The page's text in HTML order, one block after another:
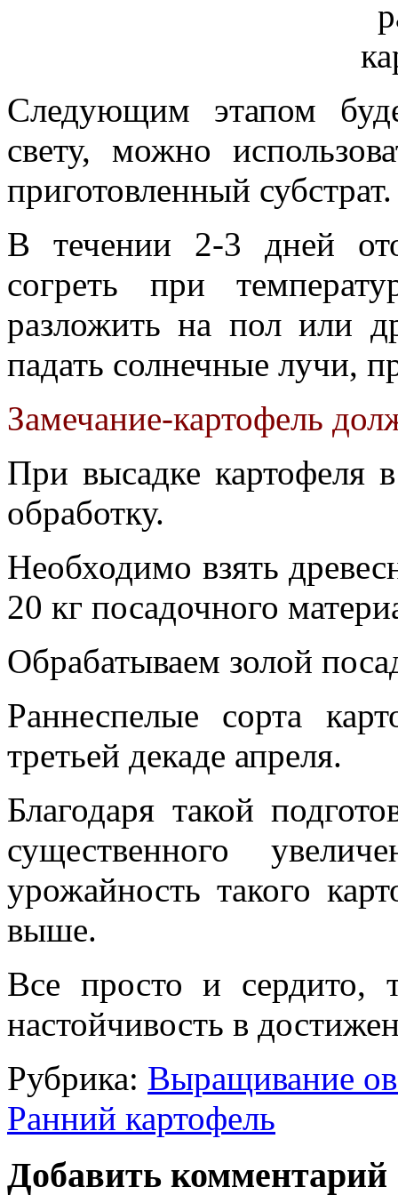
Следующим этапом
свету, можно
приготовленный субстрат.
В течении 2-3 дней
согреть при
разложить на пол или
падать солнечные лучи,
Замечание-картофель
При высадке картофеля
обработку.
Необходимо взять
20 кг посадочного
Обрабатываем золой
Раннеспелые сорта
третьей декаде апреля.
Благодаря такой
существенного
урожайность такого
выше.
Все просто и сердито,
настойчивость в
Рубрика: Выращивание
Ранний картофель
Добавить комментарий